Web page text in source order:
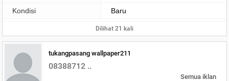
Kondisi
Baru
Dilihat 21 kali
tukangpasang wallpaper211
08388712 ..
Semua iklan